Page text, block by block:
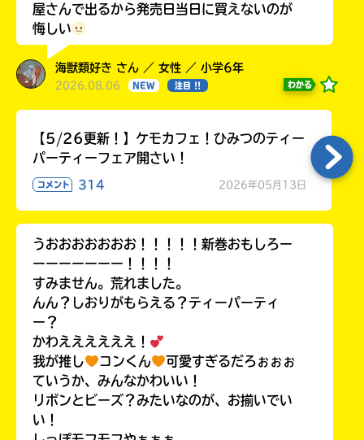
屋さんで出るから発売日当日に買えないのが
悔しい
海獣類好き さん ／ 女性 ／ 小学6年
2026.08.06 NEW 注目 !! わかる
【5/26更新！】ケモカフェ！ひみつのティー
パーティーフェア開さい！
コメント 314 2026年05月13日
うおおおおおおお！！！！！新巻おもしろー
ーーーーーーー！！！！
すみません。荒れました。
んん？しおりがもらえる？ティーパーティ
ー？
かわええええええ！
我が推し
コンくん
可愛すぎるだろぉぉぉ
ていうか、みんなかわいい！
リボンとビーズ？みたいなのが、お揃いでい
い！